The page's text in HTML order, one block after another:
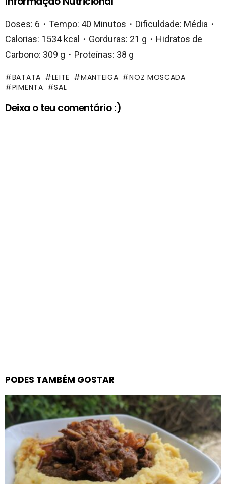
Doses: 6・Tempo: 40 Minutos・Dificuldade: Média・
Calorias: 1534 kcal・Gorduras: 21 g・Hidratos de
Carbono: 309 g・Proteínas: 38 g
BATATA LEITE MANTEIGA
NOZ MOSCADA
PIMENTA
SAL
Deixa o teu comentário :)
PODES TAMBÉM GOSTAR